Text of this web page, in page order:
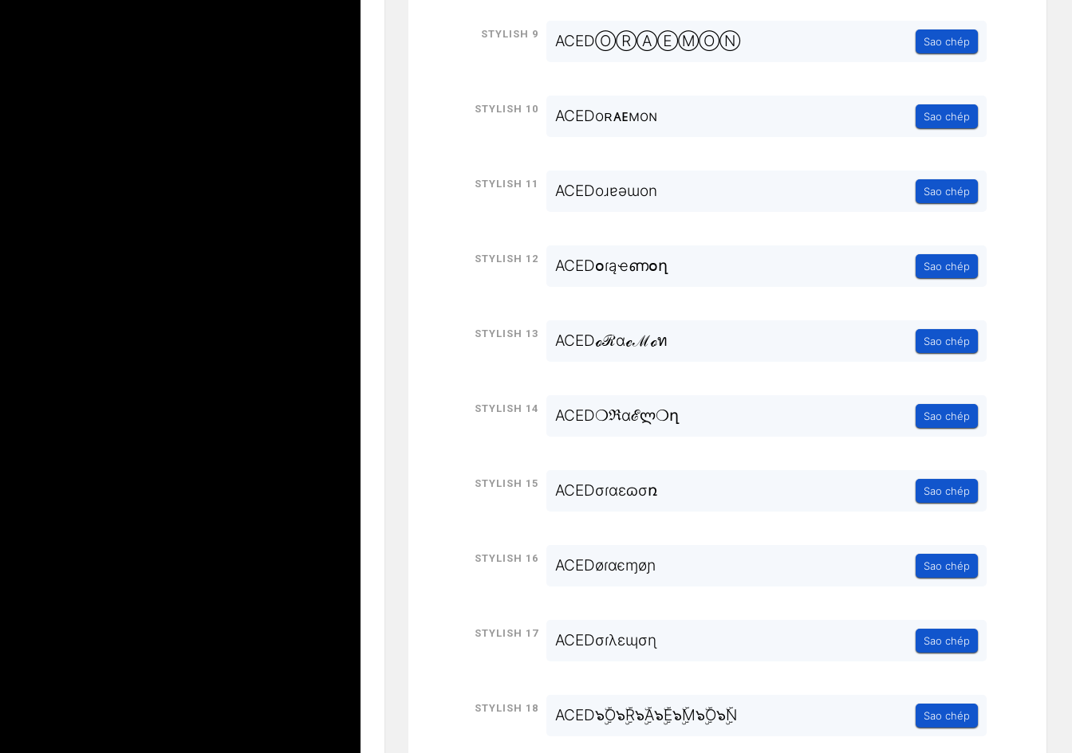
Stylish 9 ACEDⓄⓇⒶⒺⓂⓄⓃ Sao chép
Stylish 10 ACEDoʀᴀᴇмoɴ Sao chép
Stylish 11 ACEDoɹɐǝɯon Sao chép
Stylish 12 ACEDօɾąҽണօղ Sao chép
Stylish 13 ACEDℴℛαℯℳℴท Sao chép
Stylish 14 ACED❍ℜɑℰლ❍ղ Sao chép
Stylish 15 ACEDσɾɑεɷσռ Sao chép
Stylish 16 ACEDøɾɑєɱøɲ Sao chép
Stylish 17 ACEDσɾλɛɰσɳ Sao chép
Stylish 18 ACED๖ۣۜO๖ۣۜR๖ۣۜA๖ۣۜE๖ۣۜM๖ۣۜO๖ۣۜN Sao chép